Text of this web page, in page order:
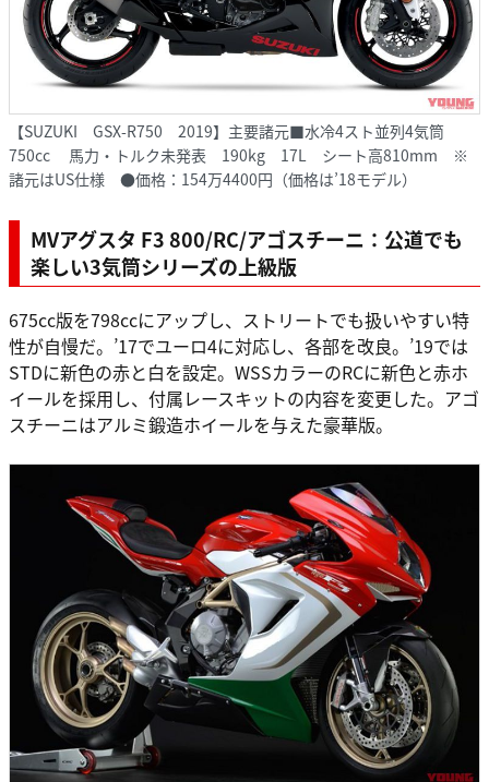
【SUZUKI GSX-R750 2019】主要諸元■水冷4スト並列4気筒
750cc 馬力・トルク未発表 190kg 17L シート高810mm ※
諸元はUS仕様 ●価格：154万4400円（価格は’18モデル）
MVアグスタ F3 800/RC/アゴスチーニ：公道でも
楽しい3気筒シリーズの上級版
675cc版を798ccにアップし、ストリートでも扱いやすい特
性が自慢だ。’17でユーロ4に対応し、各部を改良。’19では
STDに新色の赤と白を設定。WSSカラーのRCに新色と赤ホ
イールを採用し、付属レースキットの内容を変更した。アゴ
スチーニはアルミ鍛造ホイールを与えた豪華版。